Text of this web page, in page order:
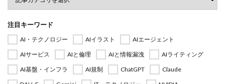
注目キーワード
AI・テクノロジー AIイラスト
AIエージェント
AIサービス
AIと倫理 AIと情報漏洩
AIライティング
AI基盤・インフラ
AI規制 ChatGPT
Claude